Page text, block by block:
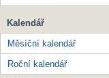
Kalendář
Měsíční kalendář
Roční kalendář